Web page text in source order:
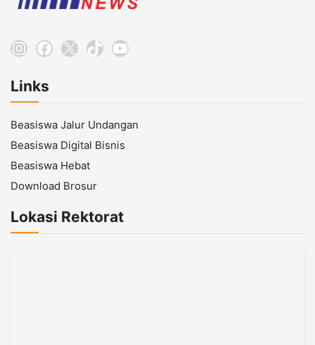
Instagram
Facebook
X TikTokYouTube
Links
Beasiswa Jalur Undangan
Beasiswa Digital Bisnis
Beasiswa Hebat
Download Brosur
Lokasi Rektorat